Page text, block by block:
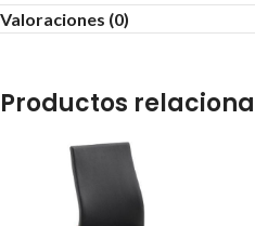
Valoraciones (0)
Productos